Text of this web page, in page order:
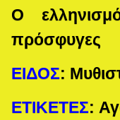
Ο
πρόσφυγες
ΕΙΔΟΣ:
ΕΤΙΚΕΤΕΣ: